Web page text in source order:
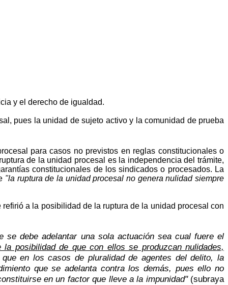
y el derecho de igualdad.
pues la unidad de sujeto activo y la comunidad de prueba
para casos no previstos en reglas constitucionales o
de la unidad procesal es la independencia del trámite,
constitucionales de los sindicados o procesados. La
"la ruptura de la unidad procesal no genera nulidad siempre
a la posibilidad de la ruptura de la unidad procesal con
debe adelantar una sola actuación sea cual fuere el
posibilidad de que con ellos se produzcan nulidades,
en los casos de pluralidad de agentes del delito, la
que se adelanta contra los demás, pues ello no
en un factor que lleve a la impunidad" (subraya